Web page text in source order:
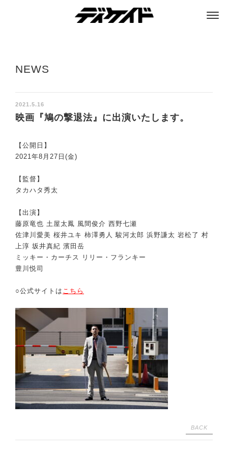
NEWS
2021.5.16
映画『鳩の撃退法』に出演いたします。
【公開日】
2021年8月27日(金)
【監督】
タカハタ秀太
【出演】
藤原竜也 土屋太鳳 風間俊介 西野七瀬
佐津川愛美 桜井ユキ 柿澤勇人 駿河太郎 浜野謙太 岩松了 村
上淳 坂井真紀 濱田岳
ミッキー・カーチス リリー・フランキー
豊川悦司
○公式サイトは こちら
BACK